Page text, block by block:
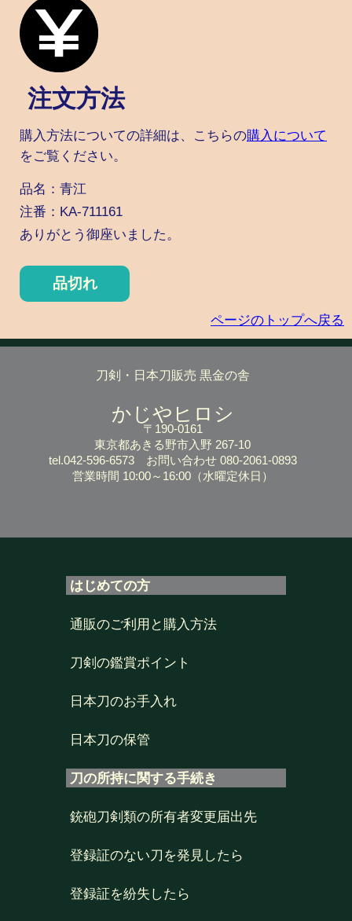
注文方法
購入方法についての詳細は、こちらの購入について
をご覧ください。
品名：青江
注番：KA-711161
ありがとう御座いました。
品切れ
ページのトップへ戻る
刀剣・日本刀販売 黒金の舎
かじやヒロシ
〒190-0161
東京都あきる野市入野 267-10
tel.042-596-6573 お問い合わせ 080-2061-0893
営業時間 10:00～16:00（水曜定休日）
はじめての方
通販のご利用と購入方法
刀剣の鑑賞ポイント
日本刀のお手入れ
日本刀の保管
刀の所持に関する手続き
銃砲刀剣類の所有者変更届出先
登録証のない刀を発見したら
登録証を紛失したら